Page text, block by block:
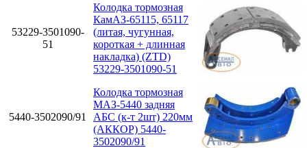
53229-3501090-
51
Колодка тормозная
КамАЗ-65115, 65117
(литая, чугунная,
короткая + длинная
накладка) (ZTD)
53229-3501090-51
5440-3502090/91
Колодка тормозная
МАЗ-5440 задняя
АБС (к-т 2шт) 220мм
(АККОР) 5440-
3502090/91